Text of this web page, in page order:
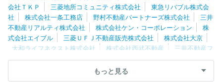
会社ＴＫＰ
三菱地所コミュニティ株式会社
東急リバブル株式会
社
株式会社一条工務店 野村不動産パートナーズ株式会社
三井
不動産リアルティ株式会社
株式会社ケン・コーポレーション
株
式会社エイブル
三菱ＵＦＪ不動産販売株式会社
株式会社大京
大和ライフネクスト株式会社
株式会社西武不動産
三井不動産フ
ァシリティーズ株式会社
東京不動産管理株式会社
株式会社共立
伊藤忠アーバンコミュニティ株式会社
帝国不動産
株式会社
もっと見る